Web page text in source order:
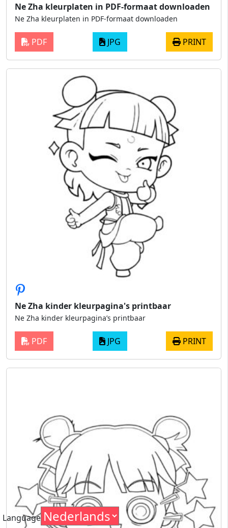
Ne Zha kleurplaten in PDF-formaat downloaden
Ne Zha kleurplaten in PDF-formaat downloaden
PDF JPG PRINT
Ne Zha kinder kleurpagina's printbaar
Ne Zha kinder kleurpagina’s printbaar
PDF JPG PRINT
Language